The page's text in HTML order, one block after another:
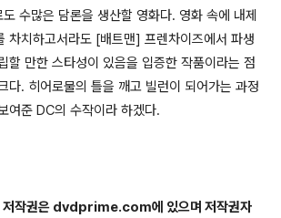
수많은 담론을 생산할 영화다. 영화 속에 내제
차치하고서라도 [배트맨] 프렌차이즈에서 파생
할 만한 스타성이 있음을 입증한 작품이라는 점
다. 히어로물의 틀을 깨고 빌런이 되어가는 과정
여준 DC의 수작이라 하겠다.
저작권은 dvdprime.com에 있으며 저작권자